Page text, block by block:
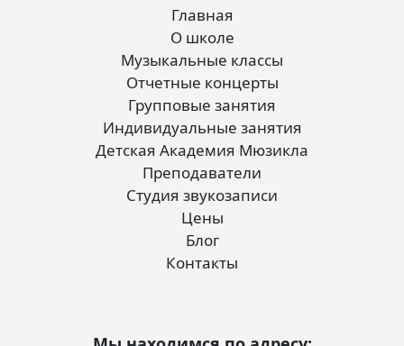
Главная
О школе
Музыкальные классы
Отчетные концерты
Групповые занятия
Индивидуальные занятия
Детская Академия Мюзикла
Преподаватели
Студия звукозаписи
Цены
Блог
Контакты